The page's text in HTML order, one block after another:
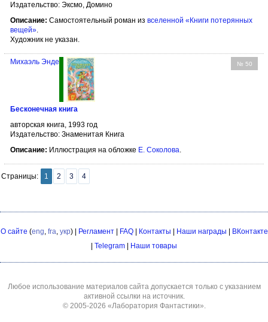
Издательство: Эксмо, Домино
Описание: Самостоятельный роман из вселенной «Книги потерянных
вещей».
Художник не указан.
№ 50
Михаэль Энде
Бесконечная книга
авторская книга, 1993 год
Издательство: Знаменитая Книга
Описание: Иллюстрация на обложке Е. Соколова
Страницы: 1 2 3 4
О сайте (eng fra укр) | Регламент| FAQ| Контакты | Наши награды | ВКонтакте
| Telegram | Наши товары
Любое использование материалов сайта допускается только с указанием
активной ссылки на источник.
© 2005-2026 «Лаборатория Фантастики»